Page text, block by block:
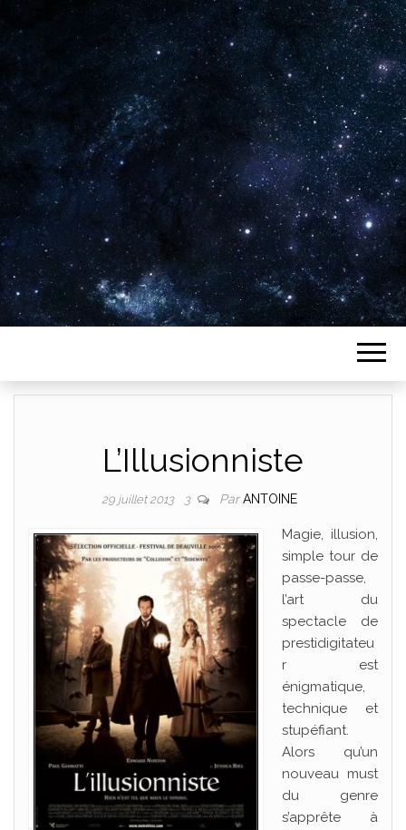
Plus de 2800 critiques de films
L’Illusionniste
29 juillet 2013 3 ParANTOINE
Magie, illusion,
simple tour de
passe-passe,
l’art du
spectacle de
prestidigitateu
r est
énigmatique,
technique et
stupéfiant.
Alors qu’un
nouveau must
du genre
s’apprête à